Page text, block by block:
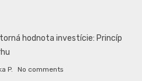
hodnota investície: Princíp
P. No comments